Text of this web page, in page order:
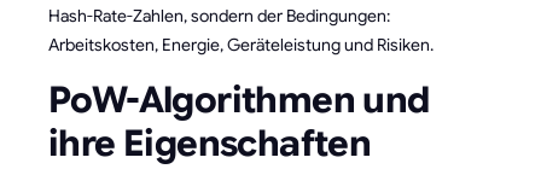
Hash-Rate-Zahlen, sondern der Bedingungen:
Arbeitskosten, Energie, Geräteleistung und Risiken.
PoW-Algorithmen und
ihre Eigenschaften